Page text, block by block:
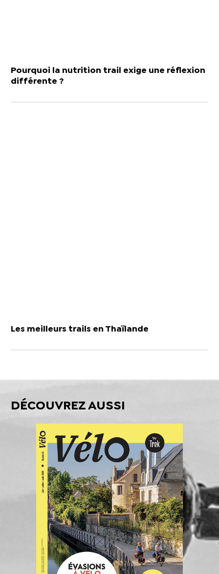
Pourquoi la nutrition trail exige une réflexion
différente ?
Les meilleurs trails en Thaïlande
DÉCOUVREZ AUSSI